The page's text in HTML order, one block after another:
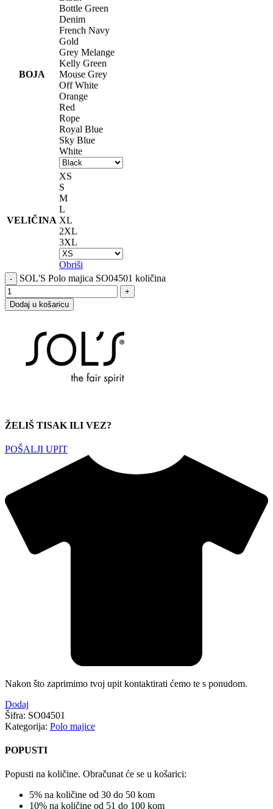
BOJA
Bottle Green
Denim
French Navy
Gold
Grey Melange
Kelly Green
Mouse Grey
Off White
Orange
Red
Rope
Royal Blue
Sky Blue
White
VELIČINA
XS
S
M
L
XL
2XL
3XL
Obriši
SOL'S Polo majica SO04501 količina
Dodaj u košaricu
ŽELIŠ TISAK ILI VEZ?
POŠALJI UPIT
Nakon što zaprimimo tvoj upit kontaktirati ćemo te s ponudom.
Dodaj
Šifra: SO04501
Kategorija: Polo majice
POPUSTI
Popusti na količine. Obračunat će se u košarici:
5% na količine od 30 do 50 kom
10% na količine od 51 do 100 kom